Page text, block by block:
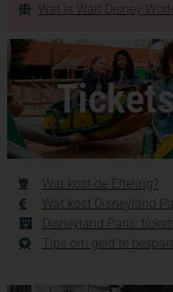
Wat is Walt Disney
Wat kost de Efteling?
Wat kost Disneyland
Disneyland Paris:
Tips om geld te